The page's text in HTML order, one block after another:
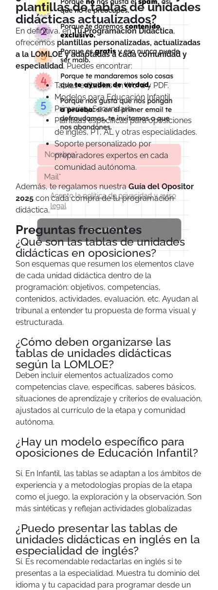
Acepto lapolítica de privacidadyaviso
legal
Suscribirme
plantillas de tablas de unidades
didácticas actualizados?
En definitiva, enTu Programación Didáctica,
ofrecemos plantillas personalizadas, actualizadas
a la LOMLOE y adaptadas a cada comunidad y
especialidad. Puedes encontrar:
Tablas editables en Word y PDF.
Modelos para Educación Infantil,
Primaria y Secundaria.
Plantillas específicas para oposiciones
de inglés, PT, AL y otras especialidades.
Soporte personalizado por
preparadores expertos en cada
comunidad autónoma.
Además, te regalamos nuestraGuía del Opositor
2025 con cada compra de tu programación
didáctica.
Preguntas frecuentes
¿Qué son las tablas de unidades
didácticas en oposiciones?
Son esquemas que resumen los elementos clave
de cada unidad didáctica dentro de la
programación: objetivos, competencias,
contenidos, actividades, evaluación, etc. Ayudan al
tribunal a entender tu propuesta de forma visual y
estructurada.
¿Cómo deben organizarse las
tablas de unidades didácticas
según la LOMLOE?
Deben incluir elementos actualizados como
competencias clave, específicas, saberes básicos,
situaciones de aprendizaje y criterios de evaluación,
ajustados al currículo de la etapa y comunidad
autónoma.
¿Hay un modelo específico para
oposiciones de Educación Infantil?
Sí. En Infantil, las tablas se adaptan a los ámbitos de
experiencia y a metodologías propias de la etapa
como el juego, la exploración y la observación. Son
más sintéticas y reflejan actividades globalizadas
¿Puedo presentar las tablas de
unidades didácticas en inglés en la
especialidad de inglés?
Sí. Es recomendable redactarlas en inglés si te
presentas a la especialidad. Muestra tu dominio del
idioma y tu capacidad para programar desde un